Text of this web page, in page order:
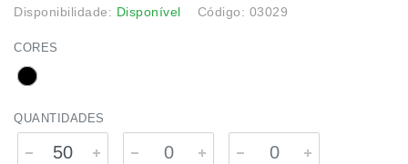
Disponibilidade: Disponível Código: 03029
CORES
QUANTIDADES